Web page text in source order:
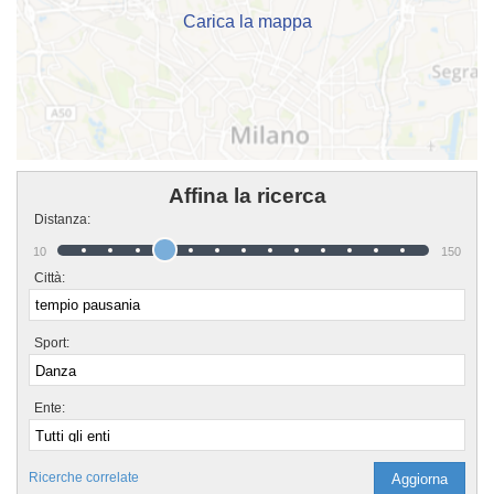
Carica la mappa
Affina la ricerca
Distanza:
10 150
Città:
Sport:
Ente:
Ricerche correlate